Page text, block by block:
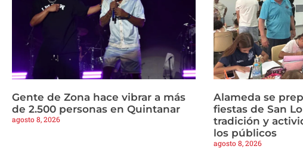
Gente de Zona hace vibrar a más
de 2.500 personas en Quintanar
agosto 8, 2026
Alameda se
fiestas de San
tradición y
los públicos
agosto 8, 2026